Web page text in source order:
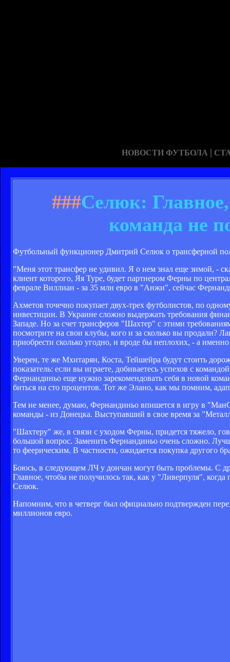
НОВОСТИ ФУТБОЛА |
###Селюк:
команда не
Футбольный функционер Дмитрий Селюк о трансферной
"Меня этот трансфер не удивил. Я о нем знал еще зимой, -
клиент которого, Яя Туре, будет партнером Ферны по
феврале Виллиан - за 35 млн евро в "Анжи", сейчас
Ахметов точечно покупает двух-трех футболистов, по
инвестиции. В Украине сложно выдержать требования
Западе. Но за счет трансферов "Шахтер" с этими
посмотрите на свои клубы, кого и за сколько вы продали?
приобрести сколько угодно, и вроде бы неплохих, - а
Уверен, те же Мхитарян, Коста, Тейшейра будут стоить
показатель: если вы играете, добиваетесь успехов с
Фернандиньо еще нужно зарекомендовать себя в новой
биться на сто процентов. Тот же Элано, как мы помним,
Тем не менее, думаю, Фернандиньо впишется в игру в
команды - из Донецка. Выступавший в свое время за
"Шахтеру" же, в связи с уходом Ферны, придется тяжело,
большой вопрос. Заменить Фернандиньо очень сложно.
то феерическим. В частности, ожидается покупка другого
Боюсь, в следующем ЛЧ у дончан могут быть проблемы. С
Главное, чтобы не получилось так, как у "Ливерпуля",
Селюк.
Напомним, что в четверг был официально подтвержден
миллионов евро.